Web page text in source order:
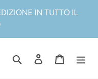
IN TUTTO IL
Cerca Accedi